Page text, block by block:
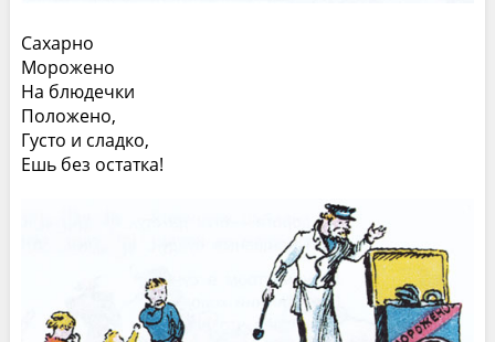
Сахарно
Морожено
На блюдечки
Положено,
Густо и сладко,
Ешь без остатка!